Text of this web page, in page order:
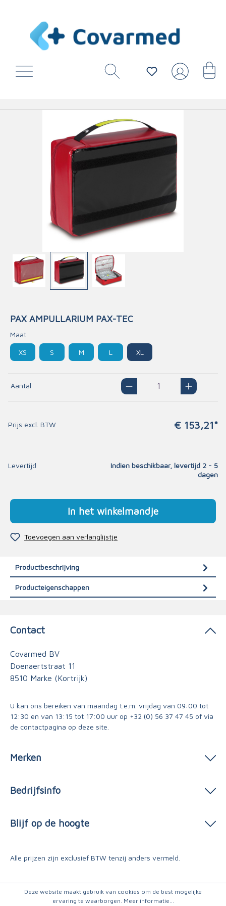
PAX AMPULLARIUM PAX-TEC
Maat
XS S M L XL
Aantal
Prijs excl. BTW € 153,21*
Levertijd
Indien beschikbaar, levertijd 2 - 5
dagen
In het winkelmandje
Toevoegen aan verlanglijstje
Productbeschrijving
Producteigenschappen
Contact
Covarmed BV
Doenaertstraat 11
8510 Marke (Kortrijk)
U kan ons bereiken van maandag t.e.m. vrijdag van 09:00 tot
12:30 en van 13:15 tot 17:00 uur op +32 (0) 56 37 47 45 of via
de contactpagina op deze site.
Merken
Bedrijfsinfo
Blijf op de hoogte
Alle prijzen zijn exclusief BTW tenzij anders vermeld.
Deze website maakt gebruik van cookies om de best mogelijke
ervaring te waarborgen. Meer informatie...